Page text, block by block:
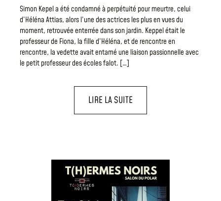
Simon Kepel a été condamné à perpétuité pour meurtre, celui
d’Héléna Attias, alors l’une des actrices les plus en vues du
moment, retrouvée enterrée dans son jardin. Keppel était le
professeur de Fiona, la fille d’Héléna, et de rencontre en
rencontre, la vedette avait entamé une liaison passionnelle avec
le petit professeur des écoles falot. […]
LIRE LA SUITE